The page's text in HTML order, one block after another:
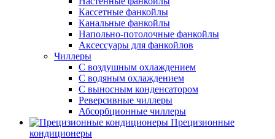
Кассетные фанкойлы
Канальные фанкойлы
Напольно-потолочные фанкойлы
Аксессуары для фанкойлов
Чиллеры
С воздушным охлаждением
С водяным охлаждением
С выносным конденсатором
Реверсивные чиллеры
Абсорбционные чиллеры
Прецизионные
кондиционеры